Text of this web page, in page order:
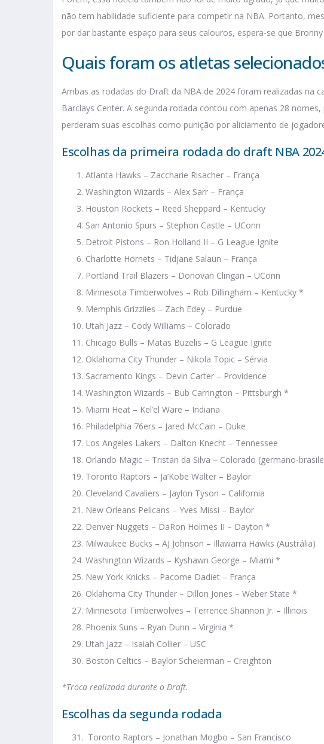
não tem habilidade suficiente para competir na NBA. Portanto,
por dar bastante espaço para seus calouros, espera-se que
Quais foram os atletas
Ambas as rodadas do Draft da NBA de 2024 foram realizadas na
Barclays Center. A segunda rodada contou com apenas 28
perderam suas escolhas como punição por aliciamento de
Escolhas da primeira rodada do draft NBA
Atlanta Hawks – Zaccharie Risacher – França
Washington Wizards – Alex Sarr – França
Houston Rockets – Reed Sheppard – Kentucky
San Antonio Spurs – Stephon Castle – UConn
Detroit Pistons – Ron Holland II – G League Ignite
Charlotte Hornets – Tidjane Salaün – França
Portland Trail Blazers – Donovan Clingan – UConn
Minnesota Timberwolves – Rob Dillingham – Kentucky *
Memphis Grizzlies – Zach Edey – Purdue
Utah Jazz – Cody Williams – Colorado
Chicago Bulls – Matas Buzelis – G League Ignite
Oklahoma City Thunder – Nikola Topic – Sérvia
Sacramento Kings – Devin Carter – Providence
Washington Wizards – Bub Carrington – Pittsburgh *
Miami Heat – Kel’el Ware – Indiana
Philadelphia 76ers – Jared McCain – Duke
Los Angeles Lakers – Dalton Knecht – Tennessee
Orlando Magic – Tristan da Silva – Colorado (germano-
Toronto Raptors – Ja’Kobe Walter – Baylor
Cleveland Cavaliers – Jaylon Tyson – California
New Orleans Pelicans – Yves Missi – Baylor
Denver Nuggets – DaRon Holmes II – Dayton *
Milwaukee Bucks – AJ Johnson – Illawarra Hawks (Austrália)
Washington Wizards – Kyshawn George – Miami *
New York Knicks – Pacome Dadiet – França
Oklahoma City Thunder – Dillon Jones – Weber State *
Minnesota Timberwolves – Terrence Shannon Jr. – Illinois
Phoenix Suns – Ryan Dunn – Virginia *
Utah Jazz – Isaiah Collier – USC
Boston Celtics – Baylor Scheierman – Creighton
*Troca realizada durante o Draft.
Escolhas da segunda rodada
Toronto Raptors – Jonathan Mogbo – San Francisco